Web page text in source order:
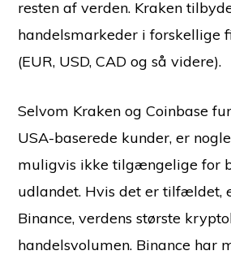
resten af verden. Kraken
handelsmarkeder i forskellige
(EUR, USD, CAD og så videre).
Selvom Kraken og Coinbase
USA-baserede kunder, er
muligvis ikke tilgængelige for
udlandet. Hvis det er tilfældet,
Binance, verdens største
handelsvolumen. Binance har